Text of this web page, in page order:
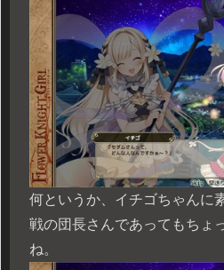
何というか、イチゴちゃんに
戦の団長さんであってもちょ
ね。